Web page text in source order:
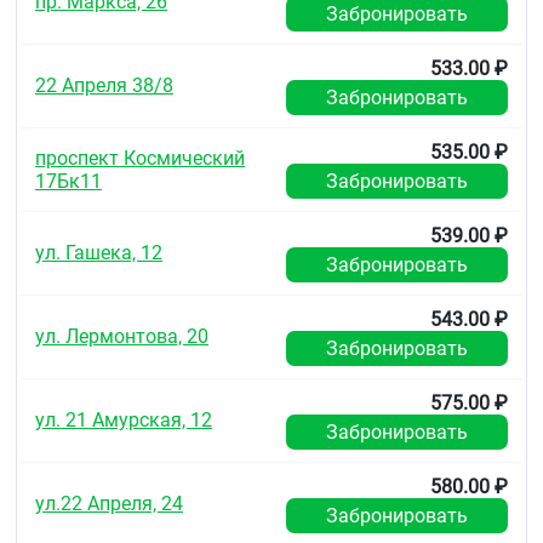
розувастатину или любому из компонентов
непереносимость лактозы, дефицит лактазы
или глюкозо-галактозная мальабсорбция
(препарат содержит лактозу)
заболевания печени в активной фазе, включая
стойкое повышение сывороточной активности
трансаминаз и любое повышение активности
трансаминаз в сыворотке крови (более чем в 3
раза по сравнению с верхней границей нормы)
тяжёлые нарушения функции почек (КК менее
миопатия и предрасположенность к развитию
миотоксических осложнений
одновременный приём циклоспорина
вскармливания, отсутствие адекватных
методов контрацепции
повышенная чувствительность к
розувастатину или любому из компонентов
Забронировать
22 Апреля 38/8
533.00 ₽
Забронировать
проспект Космический
17Бк11
535.00 ₽
Забронировать
ул. Гашека, 12
539.00 ₽
Забронировать
ул. Лермонтова, 20
543.00 ₽
Забронировать
ул. 21 Амурская, 12
575.00 ₽
Забронировать
ул.22 Апреля, 24
580.00 ₽
Забронировать